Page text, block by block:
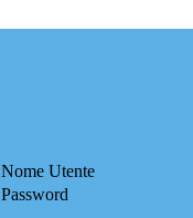
Nome Utente
Password